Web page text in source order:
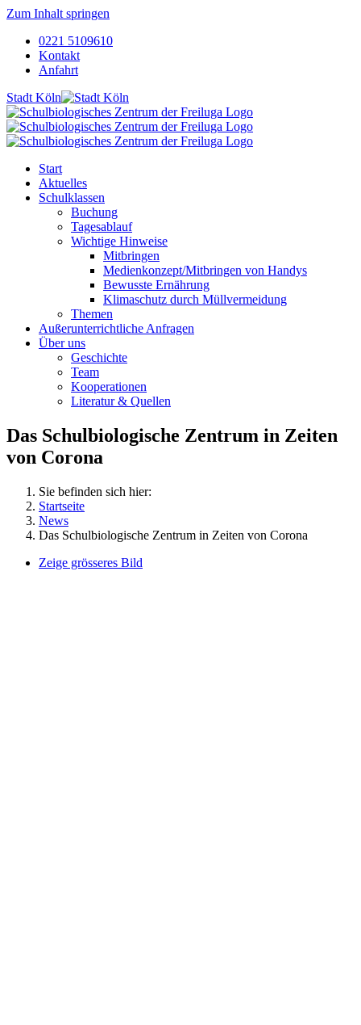
Zum Inhalt springen
0221 5109610
Kontakt
Anfahrt
Stadt Köln
Start
Aktuelles
Schulklassen
Buchung
Tagesablauf
Wichtige Hinweise
Mitbringen
Medienkonzept/Mitbringen von Handys
Bewusste Ernährung
Klimaschutz durch Müllvermeidung
Themen
Außerunterrichtliche Anfragen
Über uns
Geschichte
Team
Kooperationen
Literatur & Quellen
Das Schulbiologische Zentrum in Zeiten
von Corona
Sie befinden sich hier:
Startseite
News
Das Schulbiologische Zentrum in Zeiten von Corona
Zeige grösseres Bild